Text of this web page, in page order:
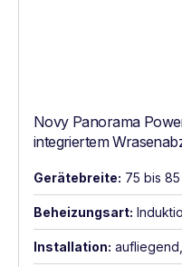
Novy Panorama
integriertem
Gerätebreite: 75 bis 85
Beheizungsart:
Installation: